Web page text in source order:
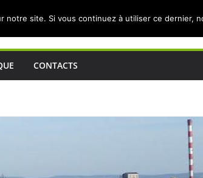
CONTACTS
site. Si vous continuez à utiliser ce dernier,